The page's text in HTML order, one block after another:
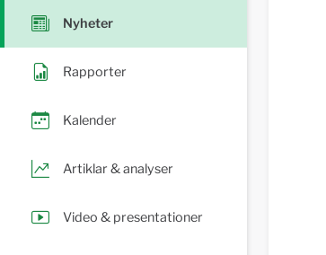
Nyheter
Rapporter
Kalender
Artiklar & analyser
Video & presentationer